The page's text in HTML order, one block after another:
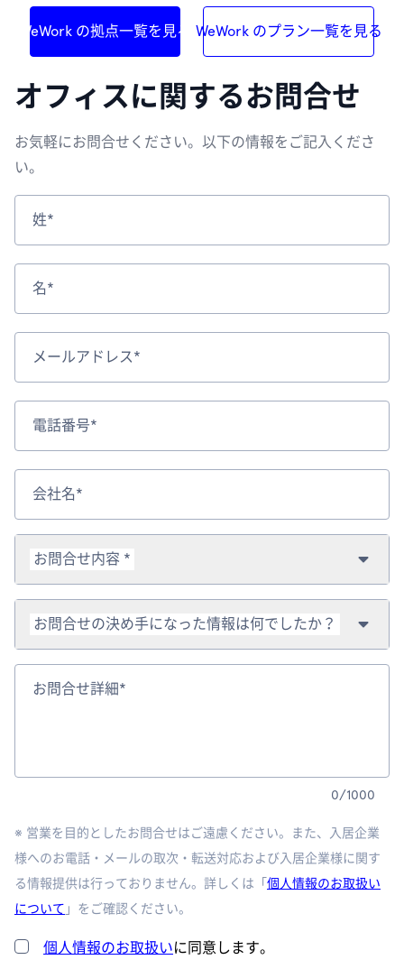
WeWork の拠点一覧を見る WeWork のプラン一覧を見る
オフィスに関するお問合せ
お気軽にお問合せください。以下の情報をご記入くださ
い。
姓*
名*
メールアドレス*
電話番号*
会社名*
お問合せ内容 *
お問合せの決め手になった情報は何でしたか？
お問合せ詳細*
0/1000
※ 営業を目的としたお問合せはご遠慮ください。また、入居企業
様へのお電話・メールの取次・転送対応および入居企業様に関す
る情報提供は行っておりません。詳しくは「 個人情報のお取扱い
について 」をご確認ください。
個人情報のお取扱いに同意します。